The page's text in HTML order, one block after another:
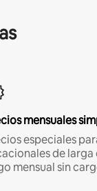
mensuales
especiales
de
mensual sin